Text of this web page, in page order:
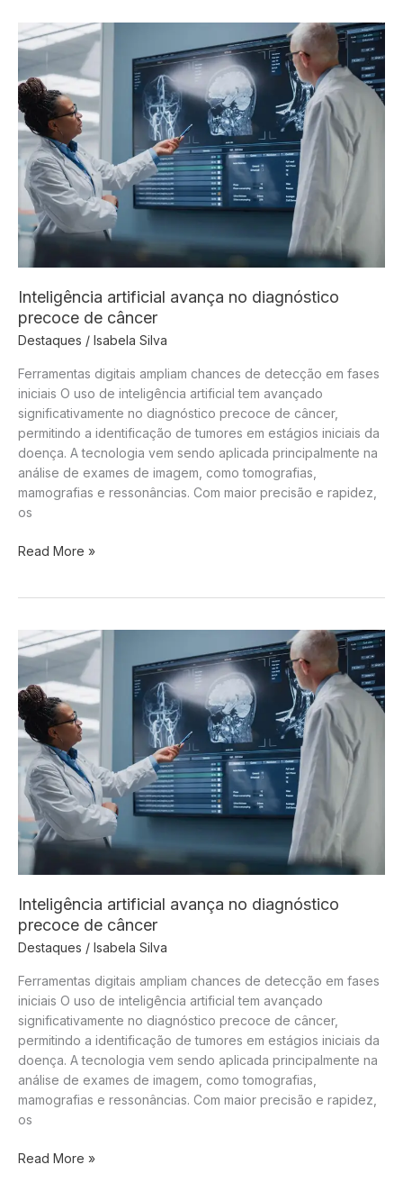
anúncio
misterioso
movimenta
redes
sociais
Inteligência artificial avança no diagnóstico
precoce de câncer
Destaques / Isabela Silva
Ferramentas digitais ampliam chances de detecção em fases
iniciais O uso de inteligência artificial tem avançado
significativamente no diagnóstico precoce de câncer,
permitindo a identificação de tumores em estágios iniciais da
doença. A tecnologia vem sendo aplicada principalmente na
análise de exames de imagem, como tomografias,
mamografias e ressonâncias. Com maior precisão e rapidez,
os
Inteligência
diagnóstico
precoce
câncer
Read More »
Inteligência artificial avança no diagnóstico
precoce de câncer
Destaques / Isabela Silva
Ferramentas digitais ampliam chances de detecção em fases
iniciais O uso de inteligência artificial tem avançado
significativamente no diagnóstico precoce de câncer,
permitindo a identificação de tumores em estágios iniciais da
doença. A tecnologia vem sendo aplicada principalmente na
análise de exames de imagem, como tomografias,
mamografias e ressonâncias. Com maior precisão e rapidez,
os
Inteligência
Read More »